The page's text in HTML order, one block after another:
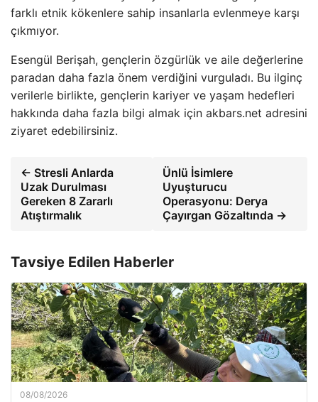
farklı etnik kökenlere sahip insanlarla evlenmeye karşı
çıkmıyor.
Esengül Berişah, gençlerin özgürlük ve aile değerlerine
paradan daha fazla önem verdiğini vurguladı. Bu ilginç
verilerle birlikte, gençlerin kariyer ve yaşam hedefleri
hakkında daha fazla bilgi almak için akbars.net adresini
ziyaret edebilirsiniz.
← Stresli Anlarda
Uzak Durulması
Gereken 8 Zararlı
Atıştırmalık
Ünlü İsimlere
Uyuşturucu
Operasyonu: Derya
Çayırgan Gözaltında →
Tavsiye Edilen Haberler
08/08/2026